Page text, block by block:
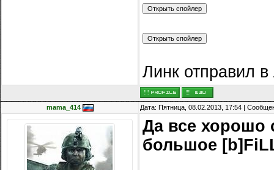
Линк отправил в
mama_414 Дата: Пятница, 08.02.2013, 17:54 |
Да все хорошо
большое